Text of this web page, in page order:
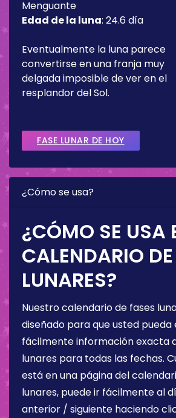
Menguante
Edad de la luna: 24.6 día
Eventualmente la luna parece
convertirse en una franja muy
delgada imposible de ver en el
resplandor del Sol.
FASE LUNAR DE HOY
¿Cómo se usa?
¿CÓMO SE USA
CALENDARIO
LUNARES?
Nuestro calendario de fases
diseñado para que usted
fácilmente información exacta
lunares para todas las fechas.
está en una página del
lunares, puede ir fácilmente al
anterior / siguiente haciendo